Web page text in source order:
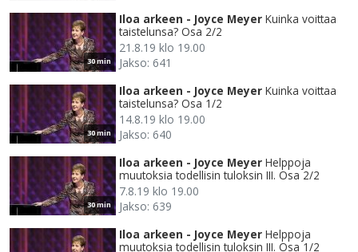
30 min
Iloa arkeen - Joyce Meyer Kuinka voittaa
taistelunsa? Osa 2/2
21.8.19 klo 19.00
Jakso: 641
30 min
Iloa arkeen - Joyce Meyer Kuinka voittaa
taistelunsa? Osa 1/2
14.8.19 klo 19.00
Jakso: 640
30 min
Iloa arkeen - Joyce Meyer Helppoja
muutoksia todellisin tuloksin III. Osa 2/2
7.8.19 klo 19.00
Jakso: 639
Iloa arkeen - Joyce Meyer Helppoja
muutoksia todellisin tuloksin III. Osa 1/2